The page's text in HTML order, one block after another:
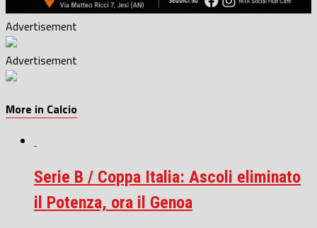
Advertisement
Advertisement
More in Calcio
Serie B / Coppa Italia: Ascoli eliminato
il Potenza, ora il Genoa